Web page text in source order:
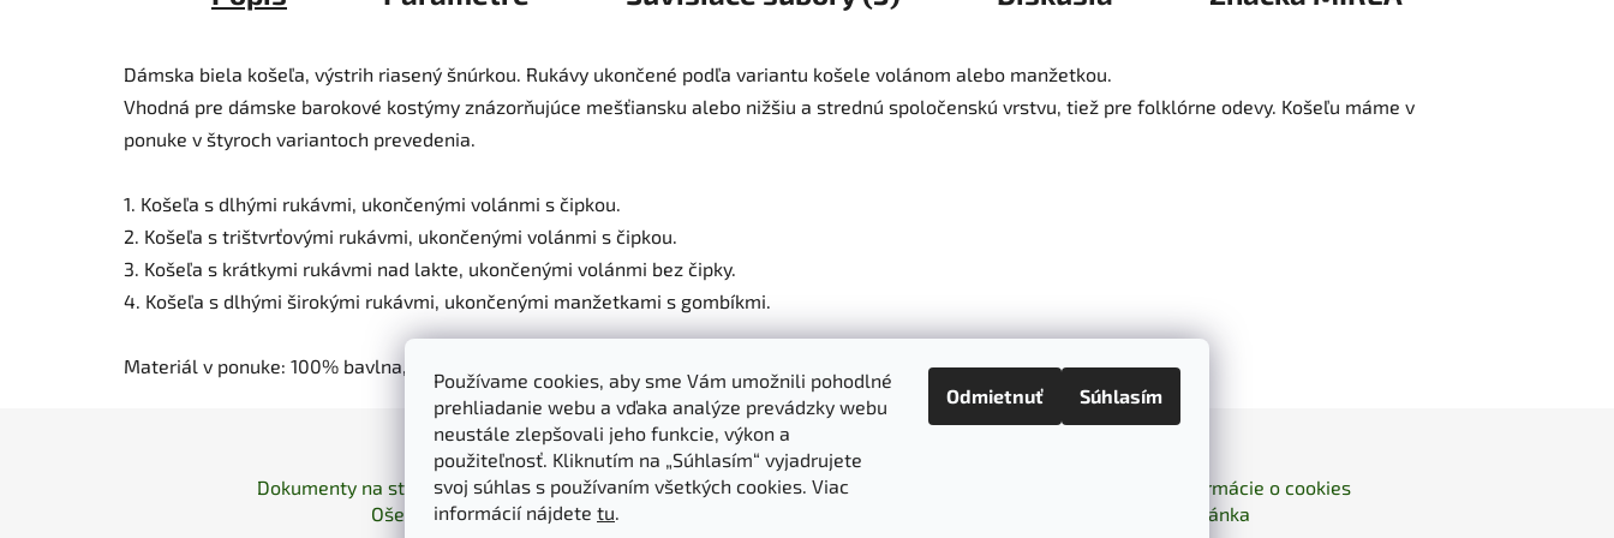
Používame cookies, aby sme Vám umožnili pohodlné
prehliadanie webu a vďaka analýze prevádzky webu
neustále zlepšovali jeho funkcie, výkon a
použiteľnosť. Kliknutím na „Súhlasím“ vyjadrujete
svoj súhlas s používaním všetkých cookies. Viac
informácií nájdete tu.
Odmietnuť Súhlasím
Dámska biela košeľa, výstrih riasený šnúrkou. Rukávy ukončené podľa variantu košele volánom alebo manžetkou.
Vhodná pre dámske barokové kostýmy znázorňujúce mešťiansku alebo nižšiu a strednú spoločenskú vrstvu, tiež pre folklórne odevy. Košeľu máme v
ponuke v štyroch variantoch prevedenia.
1. Košeľa s dlhými rukávmi, ukončenými volánmi s čipkou.
2. Košeľa s trištvrťovými rukávmi, ukončenými volánmi s čipkou.
3. Košeľa s krátkymi rukávmi nad lakte, ukončenými volánmi bez čipky.
4. Košeľa s dlhými širokými rukávmi, ukončenými manžetkami s gombíkmi.
Materiál v ponuke: 100% bavlna, ľan, satén (PES)
Dokumenty na stiahnutie Moja objednávka Obchodné podmienky Ochrana osobných údajov
Informácie o cookies
Ošetrovanie a údržba výrobkov
MIREA - domovská stránka